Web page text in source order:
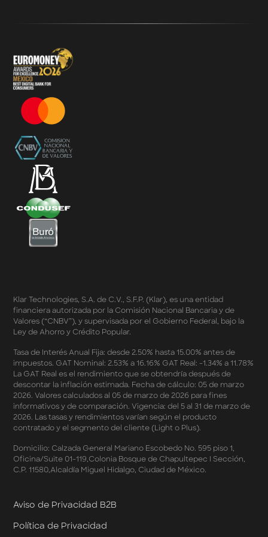
Términos y Condiciones - SplitK Tarjeta de Crédito No
Términos y Condiciones – Acceso a Klar Plus sin costo
Términos y Condiciones – 20% Cashback en
supermercados participantes
Términos y Condiciones Juegos de Mexico 2026
Términos y Condiciones - Amazon Prime Day 2026
Términos y Condiciones – Diferimiento de Compras
con 0% de Interés Desde App
Términos y Condiciones de Beneficios Uber Card
Powered by Klar
Klarfest - Mayo 2026
Klarfest - Día de las Madres 2026
Compra Mínima Klar Plus - SplitK 0% - Cashback
Starbucks 50% - Cashback 20% Décima Compra
Términos y Condiciones - Cashback Primera Compra
en Apple Pay
Términos y Condiciones - Mastercard te lleva a la
Términos y Condiciones – Fechas Dobles “3 de 3” 2026
Mercado Libre
Términos y Condiciones - Reducción Tasa de Interés en
Términos y Condiciones - Apartados - Tasas
Preferentes Febrero 2026
Términos y Condiciones - Programa de Cashback
AWIN
Pago de Servicios a MSI – Supermercados Enero -
Marzo 2026
Términos y Condiciones - Meses Sin Intereses y SplitK
Cashback
Términos y Condiciones Aplicables a la Tarjeta de
Apartados
Mastercard
Klar Technologies, S.A. de C.V., S.F.P. (Klar), es una entidad
financiera autorizada por la Comisión Nacional Bancaria y de
Valores (“CNBV”), y supervisada por el Gobierno Federal, bajo la
Ley de Ahorro y Crédito Popular.
Tasa de Interés Anual Fija: desde 2.50% hasta 15.00% antes de
impuestos. GAT Nominal: 2.53% a 16.16% GAT Real: -1.34% a 11.78%
La GAT Real es el rendimiento que se obtendría después de
descontar la inflación estimada. Fecha de cálculo: 05 de marzo
2026. Valores calculados al 05 de marzo de 2026 para fines
informativos y de comparación. Vigencia: del 5 al 31 de marzo de
2026. Las tasas y rendimientos varían según el producto
contratado y el segmento del cliente (Light o Plus).
Domicilio: Calzada General Mariano Escobedo No. 595 piso 1,
Oficina/Suite 01-119,Colonia Bosque de Chapultepec I Sección,
C.P. 11580,Alcaldía Miguel Hidalgo, Ciudad de México.
Aviso de Privacidad B2B
Política de Privacidad